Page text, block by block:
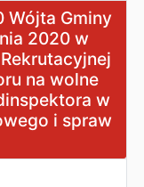
Gminy Jasienica
Wójta Gminy
2020 w
na wolne
w
i spraw